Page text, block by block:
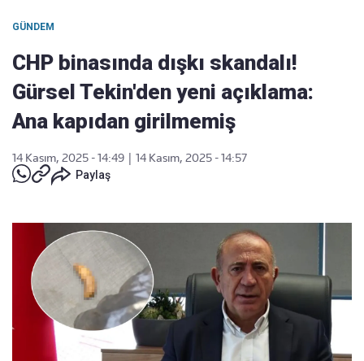
GÜNDEM
CHP binasında dışkı skandalı!
Gürsel Tekin'den yeni açıklama:
Ana kapıdan girilmemiş
14 Kasım, 2025 - 14:49
14 Kasım, 2025 - 14:57
Paylaş